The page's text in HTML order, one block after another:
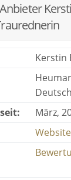
Kerstin
März,